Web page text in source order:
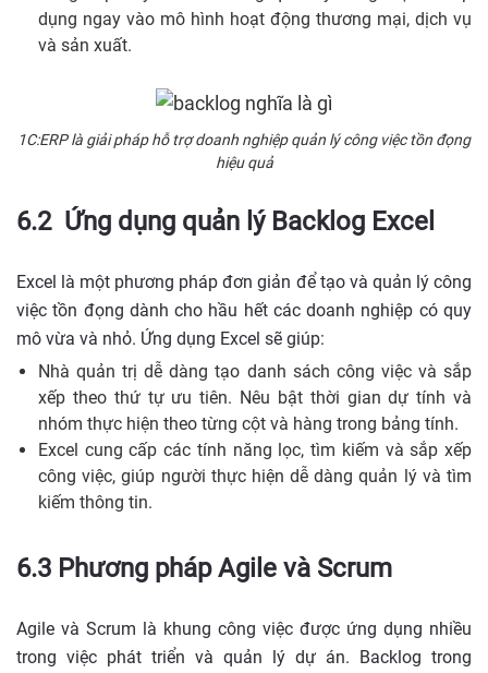
dụng ngay vào mô hình hoạt động thương mại, dịch vụ
và sản xuất.
1C:ERP là giải pháp hỗ trợ doanh nghiệp quản lý công việc tồn đọng
hiệu quả
6.2 Ứng dụng quản lý Backlog Excel
Excel là một phương pháp đơn giản để tạo và quản lý công
việc tồn đọng dành cho hầu hết các doanh nghiệp có quy
mô vừa và nhỏ. Ứng dụng Excel sẽ giúp:
Nhà quản trị dễ dàng tạo danh sách công việc và sắp
xếp theo thứ tự ưu tiên. Nêu bật thời gian dự tính và
nhóm thực hiện theo từng cột và hàng trong bảng tính.
Excel cung cấp các tính năng lọc, tìm kiếm và sắp xếp
công việc, giúp người thực hiện dễ dàng quản lý và tìm
kiếm thông tin.
6.3 Phương pháp Agile và Scrum
Agile và Scrum là khung công việc được ứng dụng nhiều
trong việc phát triển và quản lý dự án. Backlog trong